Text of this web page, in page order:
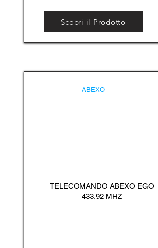
Scopri il Prodotto
ABEXO
TELECOMANDO ABEXO EGO
433.92 MHZ